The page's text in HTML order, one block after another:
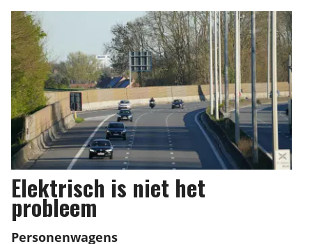
Elektrisch is niet het
probleem
Personenwagens